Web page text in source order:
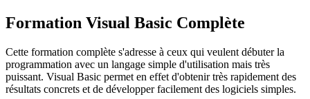
Formation Visual Basic Complète
Cette formation complète s'adresse à ceux qui veulent débuter la
programmation avec un langage simple d'utilisation mais très
puissant. Visual Basic permet en effet d'obtenir très rapidement des
résultats concrets et de développer facilement des logiciels simples.